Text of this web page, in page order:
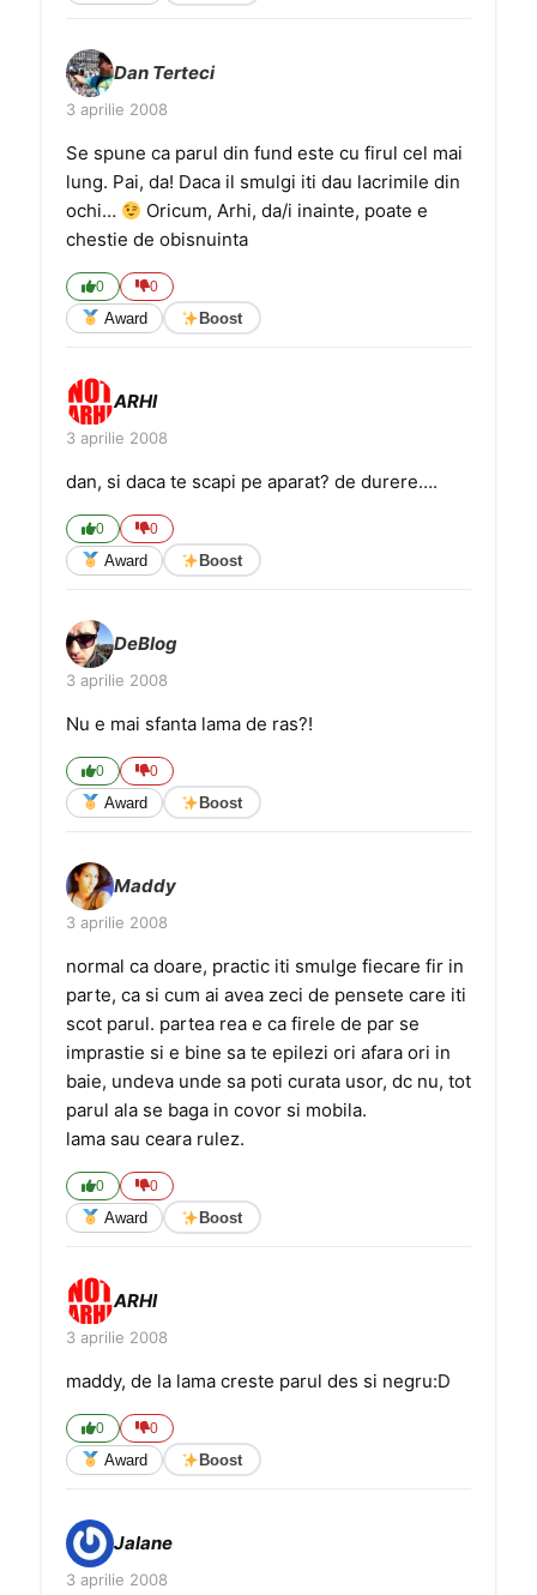
Dan Terteci
3 aprilie 2008
Se spune ca parul din fund este cu firul cel mai
lung. Pai, da! Daca il smulgi iti dau lacrimile din
ochi…
Oricum, Arhi, da/i inainte, poate e
chestie de obisnuinta
0 0
Award Boost
ARHI
3 aprilie 2008
dan, si daca te scapi pe aparat? de durere….
0 0
Award Boost
DeBlog
3 aprilie 2008
Nu e mai sfanta lama de ras?!
0 0
Award Boost
Maddy
3 aprilie 2008
normal ca doare, practic iti smulge fiecare fir in
parte, ca si cum ai avea zeci de pensete care iti
scot parul. partea rea e ca firele de par se
imprastie si e bine sa te epilezi ori afara ori in
baie, undeva unde sa poti curata usor, dc nu, tot
parul ala se baga in covor si mobila.
lama sau ceara rulez.
0 0
Award Boost
ARHI
3 aprilie 2008
maddy, de la lama creste parul des si negru:D
0 0
Award Boost
Jalane
3 aprilie 2008